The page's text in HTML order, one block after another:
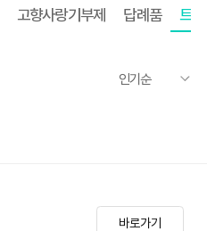
고향사랑기부제 답례품 트
바로가기